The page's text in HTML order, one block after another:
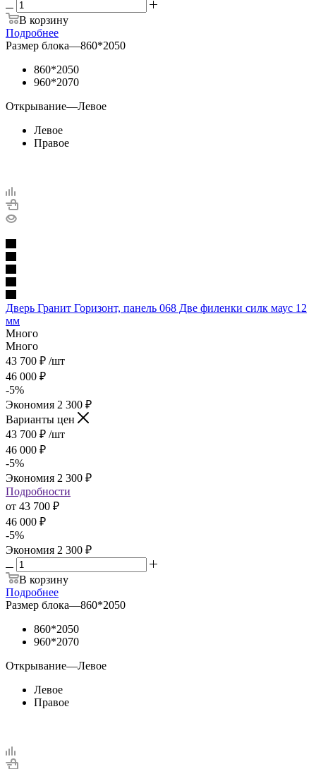
В корзину
Подробнее
Размер блока—860*2050
860*2050
960*2070
Открывание—Левое
Левое
Правое
Дверь Гранит Горизонт, панель 068 Две филенки силк маус 12
мм
Много
Много
43 700 ₽ /шт
46 000 ₽
-5%
Экономия 2 300 ₽
Варианты цен
43 700 ₽ /шт
46 000 ₽
-5%
Экономия 2 300 ₽
Подробности
от 43 700 ₽
46 000 ₽
-5%
Экономия 2 300 ₽
В корзину
Подробнее
Размер блока—860*2050
860*2050
960*2070
Открывание—Левое
Левое
Правое